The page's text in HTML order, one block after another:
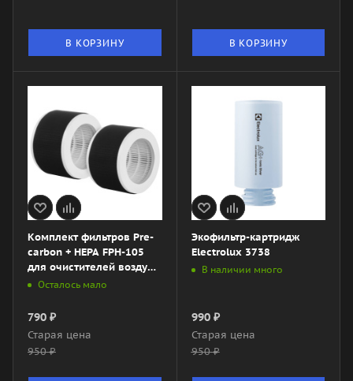
В КОРЗИНУ В КОРЗИНУ
Комплект фильтров Pre-
carbon + HEPA FРH-105
для очистителей воздуха
BALLU AP-105
Осталось мало
790 ₽
Старая цена
950₽
Экофильтр-картридж
Electrolux 3738
В наличии много
990₽
Старая цена
950₽